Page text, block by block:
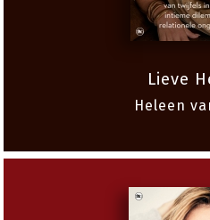
Lieve
Heleen